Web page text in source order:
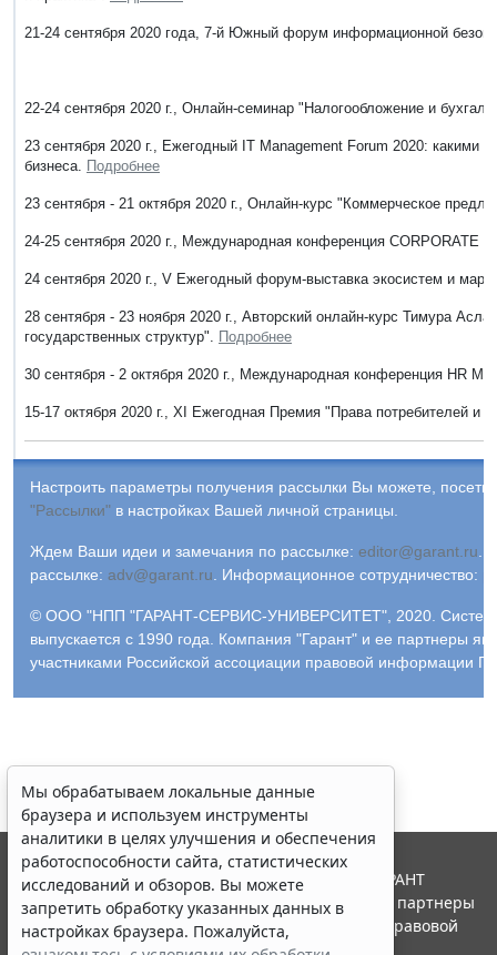
21-24 сентября 2020 года, 7-й Южный форум информационной
22-24 сентября 2020 г., Онлайн-семинар "Налогообложение и
23 сентября 2020 г., Ежегодный IT Management Forum 2020:
бизнеса. Подробнее
23 сентября - 21 октября 2020 г., Онлайн-курс "Коммерческое
24-25 сентября 2020 г., Международная конференция CORPORATE
24 сентября 2020 г., V Ежегодный форум-выставка экосистем и
28 сентября - 23 ноября 2020 г., Авторский онлайн-курс Тимура
государственных структур". Подробнее
30 сентября - 2 октября 2020 г., Международная конференция HR
15-17 октября 2020 г., XI Ежегодная Премия "Права потребителей и
Настроить параметры получения рассылки Вы можете,
"Рассылки" в настройках Вашей личной страницы.
Ждем Ваши идеи и замечания по рассылке: editor@garant.ru.
рассылке: adv@garant.ru. Информационное сотрудничество:
© ООО "НПП "ГАРАНТ-СЕРВИС-УНИВЕРСИТЕТ", 2020.
выпускается с 1990 года. Компания "Гарант" и ее партнеры
участниками Российской ассоциации правовой информации
Мы обрабатываем локальные данные
браузера и используем инструменты
аналитики в целях улучшения и обеспечения
работоспособности сайта, статистических
исследований и обзоров. Вы можете
запретить обработку указанных данных в
настройках браузера. Пожалуйста,
© ООО "НПП "ГАРАНТ-СЕРВИС", 2026. Система ГАРАНТ
выпускается с 1990 года. Компания "Гарант" и ее партнеры
являются участниками Российской ассоциации правовой
информации ГАРАНТ.